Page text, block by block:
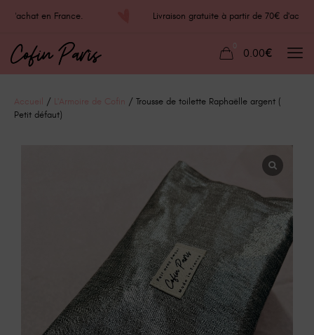
d'achat en France. Livraison gratuite à partir de 70€
0
0.00€
Accueil / L'Armoire de Cofin / Trousse de toilette Raphaëlle argent (
Petit défaut)